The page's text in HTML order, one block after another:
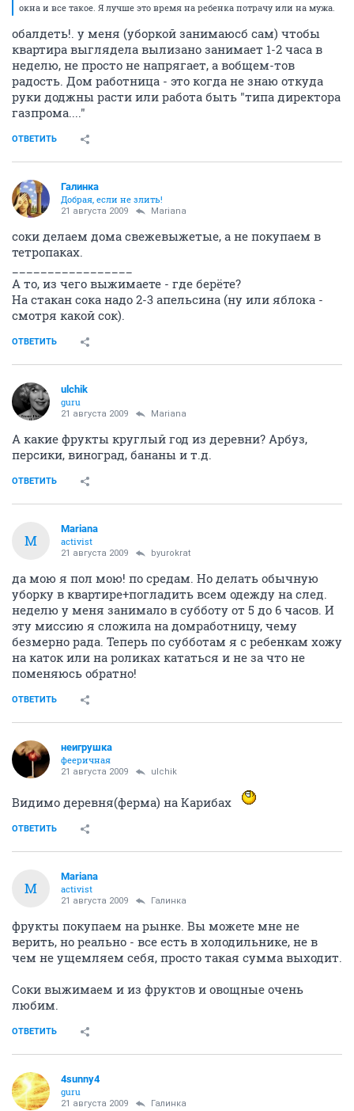
окна и все такое. Я лучше это время на ребенка потрачу или на мужа.
обалдеть!. у меня (уборкой занимаюсб сам) чтобы
квартира выглядела вылизано занимает 1-2 часа в
неделю, не просто не напрягает, а вобщем-тов
радость. Дом работница - это когда не знаю откуда
руки доджны расти или работа быть "типа директора
газпрома...."
ОТВЕТИТЬ
Галинка
Добрая, если не злить!
21 августа 2009 Mariana
соки делаем дома свежевыжетые, а не покупаем в
тетропаках.
А то, из чего выжимаете - где берёте?
На стакан сока надо 2-3 апельсина (ну или яблока -
смотря какой сок).
ОТВЕТИТЬ
ulchik
guru
21 августа 2009 Mariana
А какие фрукты круглый год из деревни? Арбуз,
персики, виноград, бананы и т.д.
ОТВЕТИТЬ
M
Mariana
activist
21 августа 2009 byurokrat
да мою я пол мою! по средам. Но делать обычную
уборку в квартире+погладить всем одежду на след.
неделю у меня занимало в субботу от 5 до 6 часов. И
эту миссию я сложила на домработницу, чему
безмерно рада. Теперь по субботам я с ребенкам хожу
на каток или на роликах кататься и не за что не
поменяюсь обратно!
ОТВЕТИТЬ
неигрушка
фееричная
21 августа 2009 ulchik
Видимо деревня(ферма) на Карибах
ОТВЕТИТЬ
M
Mariana
activist
21 августа 2009 Галинка
фрукты покупаем на рынке. Вы можете мне не
верить, но реально - все есть в холодильнике, не в
чем не ущемляем себя, просто такая сумма выходит.
Соки выжимаем и из фруктов и овощные очень
любим.
ОТВЕТИТЬ
4sunny4
guru
21 августа 2009 Галинка